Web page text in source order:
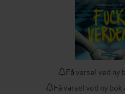
Få varsel ved ny
Få varsel ved ny